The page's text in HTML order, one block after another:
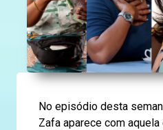
No episódio desta
Zafa aparece com